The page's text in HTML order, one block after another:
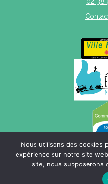
Mentions légales | Politique
Nous utilisons des cookies
expérience sur notre site
site, nous supposerons